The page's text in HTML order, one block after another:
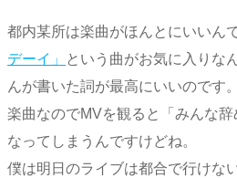
都内某所は楽曲がほんとにいいん
デーイ」
という曲がお気に入りな
んが書いた詞が最高にいいのです
楽曲なのでMVを観ると「みんな
なってしまうんですけどね。
僕は明日のライブは都合で行けな